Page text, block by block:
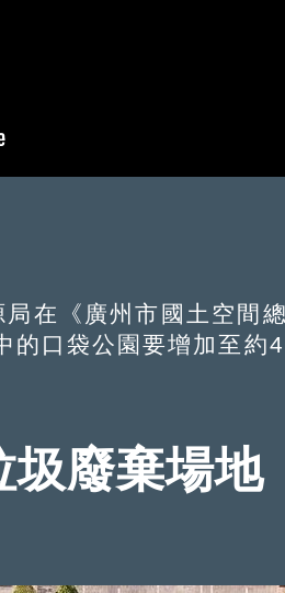
《廣州市國土空間
的口袋公園要增加至約
圾廢棄場地